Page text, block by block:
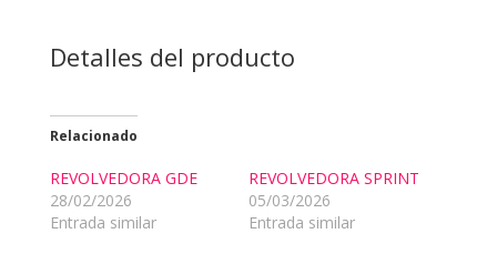
Detalles del producto
Relacionado
REVOLVEDORA GDE
28/02/2026
Entrada similar
REVOLVEDORA SPRINT
05/03/2026
Entrada similar